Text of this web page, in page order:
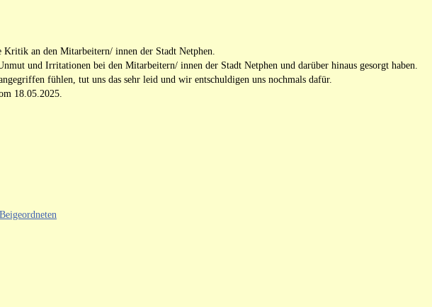
Kritik an den Mitarbeitern/ innen der Stadt Netphen.
und Irritationen bei den Mitarbeitern/ innen der Stadt Netphen und darüber hinaus gesorgt haben.
fühlen, tut uns das sehr leid und wir entschuldigen uns nochmals dafür.
18.05.2025.